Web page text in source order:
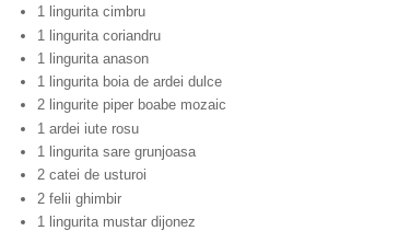
1 lingurita cimbru
1 lingurita coriandru
1 lingurita anason
1 lingurita boia de ardei dulce
2 lingurite piper boabe mozaic
1 ardei iute rosu
1 lingurita sare grunjoasa
2 catei de usturoi
2 felii ghimbir
1 lingurita mustar dijonez